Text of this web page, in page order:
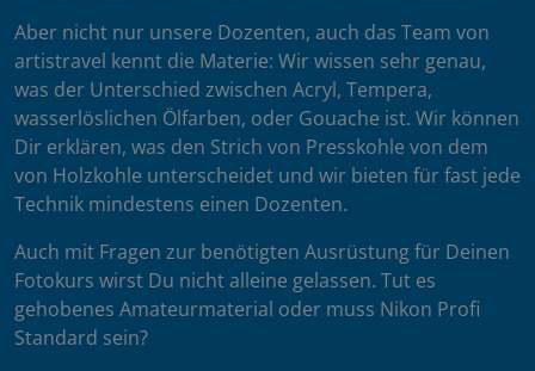
Aber nicht nur unsere Dozenten, auch das Team von
artistravel kennt die Materie: Wir wissen sehr genau,
was der Unterschied zwischen Acryl, Tempera,
wasserlöslichen Ölfarben, oder Gouache ist. Wir können
Dir erklären, was den Strich von Presskohle von dem
von Holzkohle unterscheidet und wir bieten für fast jede
Technik mindestens einen Dozenten.
Auch mit Fragen zur benötigten Ausrüstung für Deinen
Fotokurs wirst Du nicht alleine gelassen. Tut es
gehobenes Amateurmaterial oder muss Nikon Profi
Standard sein?